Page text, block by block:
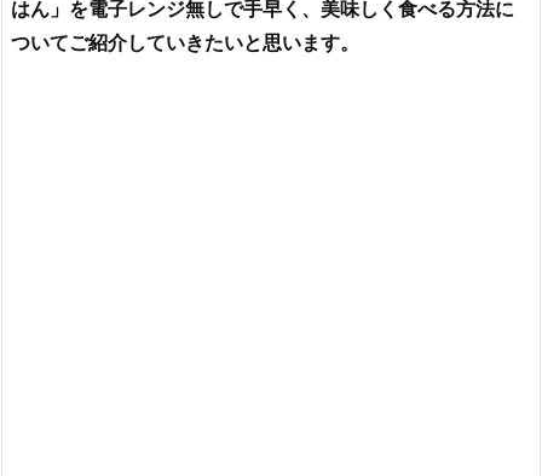
はん」を電子レンジ無しで手早く、美味しく食べる方法に
ついてご紹介していきたいと思います。